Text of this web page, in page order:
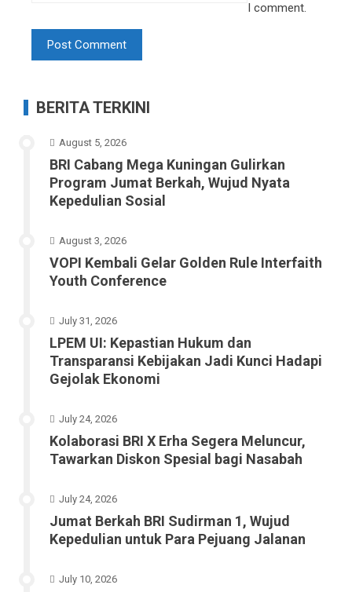
I comment.
BERITA TERKINI
August 5, 2026
BRI Cabang Mega Kuningan Gulirkan
Program Jumat Berkah, Wujud Nyata
Kepedulian Sosial
August 3, 2026
VOPI Kembali Gelar Golden Rule Interfaith
Youth Conference
July 31, 2026
LPEM UI: Kepastian Hukum dan
Transparansi Kebijakan Jadi Kunci Hadapi
Gejolak Ekonomi
July 24, 2026
Kolaborasi BRI X Erha Segera Meluncur,
Tawarkan Diskon Spesial bagi Nasabah
July 24, 2026
Jumat Berkah BRI Sudirman 1, Wujud
Kepedulian untuk Para Pejuang Jalanan
July 10, 2026